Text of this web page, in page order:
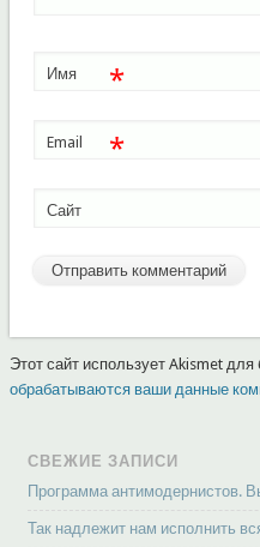
Имя *
Email *
Сайт
Этот сайт использует Akismet
обрабатываются ваши данные
СВЕЖИЕ ЗАПИСИ
Программа антимодернистов.
Так надлежит нам исполнить